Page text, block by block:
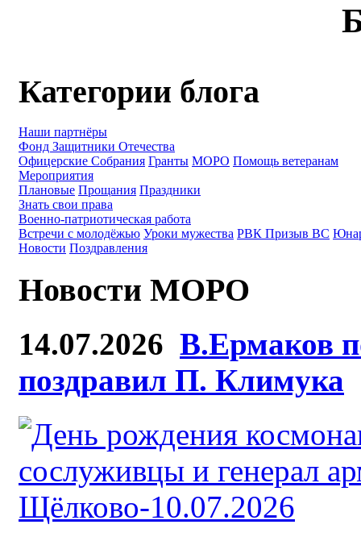
Категории блога
Наши партнёры
Фонд Защитники Отечества
Офицерские Собрания Гранты МОРО Помощь ветеранам
Мероприятия
Плановые Прощания Праздники
Знать свои права
Военно-патриотическая работа
Встречи с молодёжью Уроки мужества РВК Призыв ВС
Новости Поздравления
Новости МОРО
14.07.2026 В.Ермаков
поздравил П. Климука